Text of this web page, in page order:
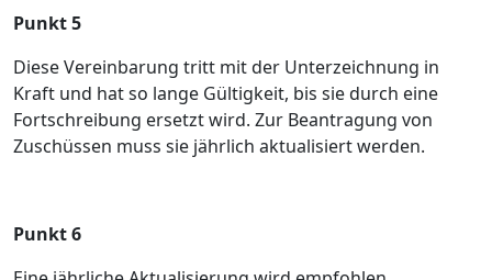
Punkt 5
Diese Vereinbarung tritt mit der Unterzeichnung in
Kraft und hat so lange Gültigkeit, bis sie durch eine
Fortschreibung ersetzt wird. Zur Beantragung von
Zuschüssen muss sie jährlich aktualisiert werden.
Punkt 6